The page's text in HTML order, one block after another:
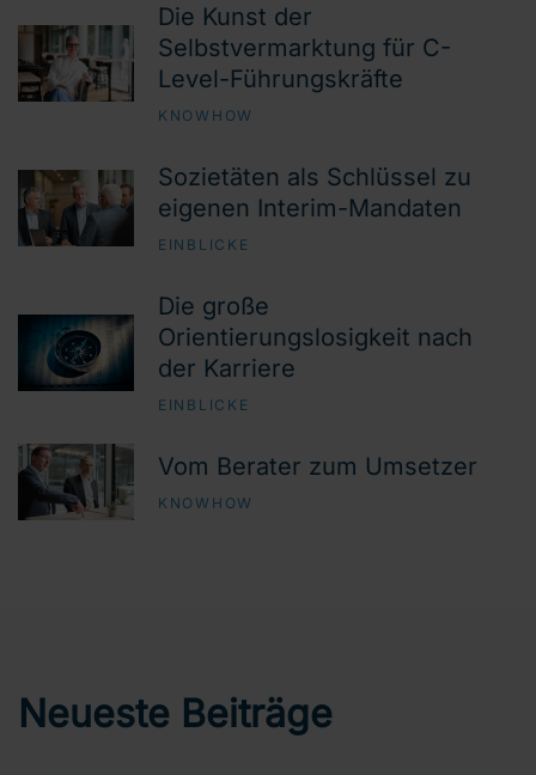
Die Kunst der
Selbstvermarktung für C-
Level-Führungskräfte
KNOWHOW
Sozietäten als Schlüssel zu
eigenen Interim-Mandaten
EINBLICKE
Die große
Orientierungslosigkeit nach
der Karriere
EINBLICKE
Vom Berater zum Umsetzer
KNOWHOW
Neueste Beiträge